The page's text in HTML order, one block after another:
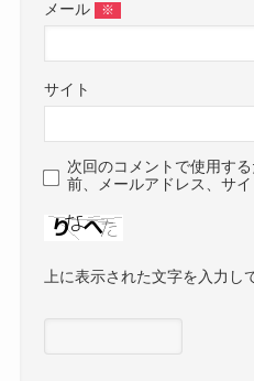
メール ※
サイト
次回のコメントで使用す
前、メールアドレス、サイ
上に表示された文字を入力し